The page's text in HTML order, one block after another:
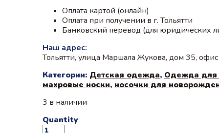
Оплата картой (онлайн)
Оплата при получении в г. Тольятти
Банковский перевод (для юридических
Наш адрес:
Тольятти, улица Маршала Жукова, дом 35,
Категории: Детская одежда, Одежда для
махровые носки, носочки для
3 в наличии
Quantity